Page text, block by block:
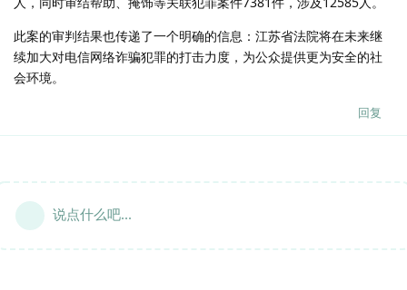
此案的审判结果也传递了一个明确的信息：江苏省法院将在未来继
续加大对电信网络诈骗犯罪的打击力度，为公众提供更为安全的社
会环境。
回复
说点什么吧...